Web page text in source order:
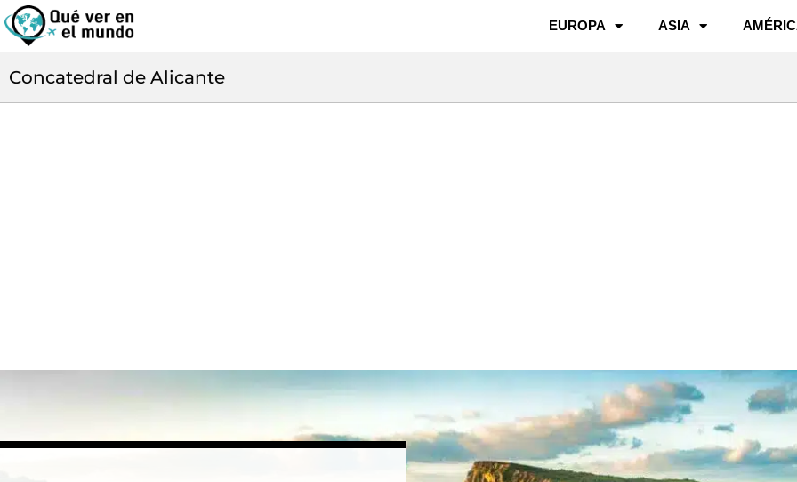
EUROPA ASIA
Concatedral de Alicante